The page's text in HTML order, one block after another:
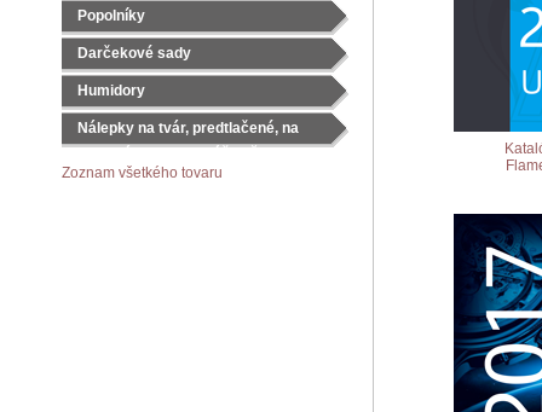
Popolníky
Darčekové sady
Čajové sady
Humidory
Nálepky na tvár, predtlačené, na
Zoznam všetkého tovaru